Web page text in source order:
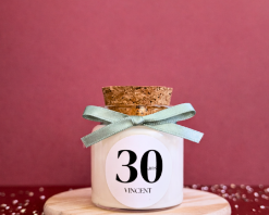
être
choisies
sur
page
du
produit